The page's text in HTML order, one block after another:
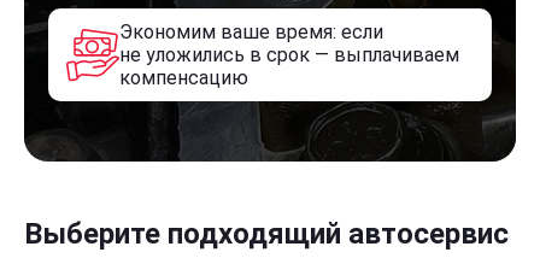
Экономим ваше время: если
не уложились в срок — выплачиваем
компенсацию
Выберите подходящий автосервис